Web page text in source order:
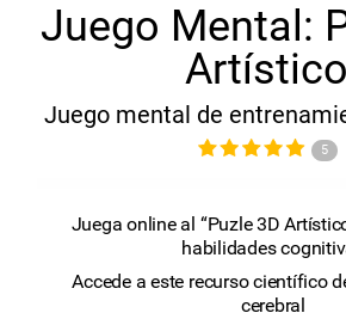
Juego Mental:
Artístico
Juego mental de
5
Juega online al “Puzle 3D
habilidades
Accede a este recurso científico
cerebral